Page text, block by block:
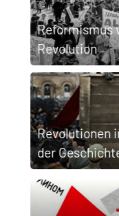
Reformismus
Revolution
Revolutionen
der